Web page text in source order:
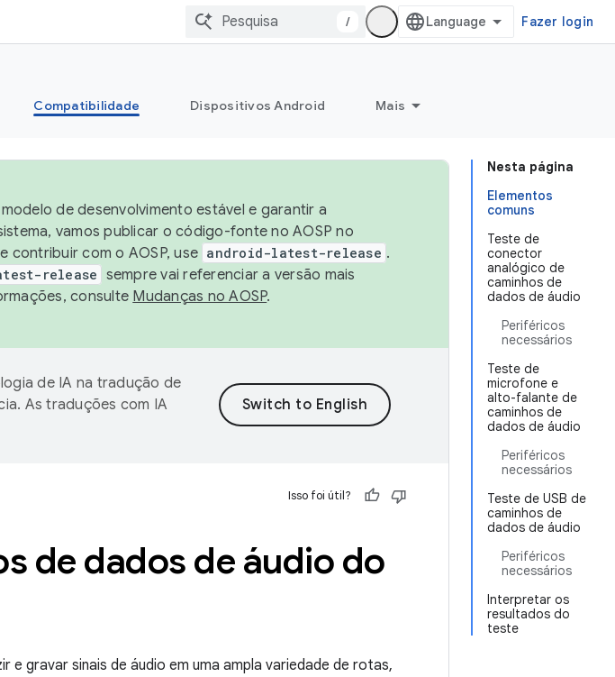
/ Fazer login
Compatibilidade Dispositivos Android Mais
Nesta página
Elementos
comuns
Teste de
conector
analógico de
caminhos de
dados de áudio
Periféricos
necessários
Teste de
microfone e
alto-falante de
caminhos de
dados de áudio
Periféricos
necessários
Teste de USB de
caminhos de
dados de áudio
Periféricos
necessários
Interpretar os
resultados do
teste
de desenvolvimento estável e garantir a
vamos publicar o código-fonte no AOSP no
contribuir com o AOSP, use android-latest-release .
release sempre vai referenciar a versão mais
consulte Mudanças no AOSP.
de IA na tradução de
As traduções com IA
Isso foi útil?
de dados de áudio do
e gravar sinais de áudio em uma ampla variedade de rotas,